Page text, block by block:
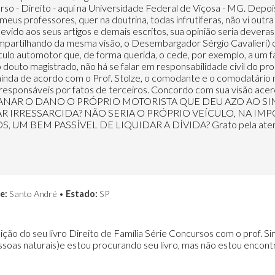
- Direito - aqui na Universidade Federal de Viçosa - MG.
professores, quer na doutrina, todas infrutíferas, não vi
aos seus artigos e demais escritos, sua opinião seria
da mesma visão, o Desembargador Sérgio
automotor que, de forma querida, o cede, por exemplo, a um
douto magistrado, não há se falar em responsabilidade civil do
de acordo com o Prof. Stolze, o comodante e o comodatário
por fatos de terceiros. Concordo com sua visão
O DANO O PRÓPRIO MOTORISTA QUE DEU AZO AO
IRRESSARCIDA? NÃO SERIA O PRÓPRIO VEÍCULO, NA
UM BEM PASSÍVEL DE LIQUIDAR A DÍVIDA? Grato pela
Santo André • Estado: SP
do seu livro Direito de Família Série Concursos com o prof.
naturais)e estou procurando seu livro, mas não estou